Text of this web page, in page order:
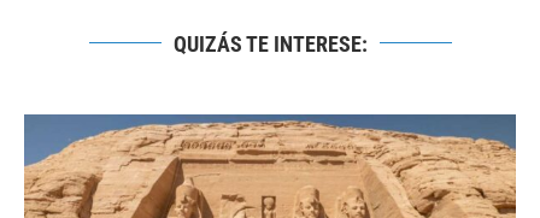
QUIZÁS TE INTERESE: